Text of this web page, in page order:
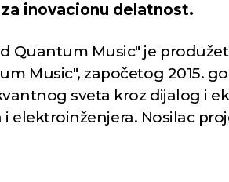
inovacionu delatnost.
Quantum Music" je
Music", započetog 2015.
sveta kroz dijalog i
i elektroinženjera. Nosilac
Min temp:
°C
Max temp:
°C
m/s
Vlažnost:43 %
21°C Min
°C
Max
°C
Vetar: